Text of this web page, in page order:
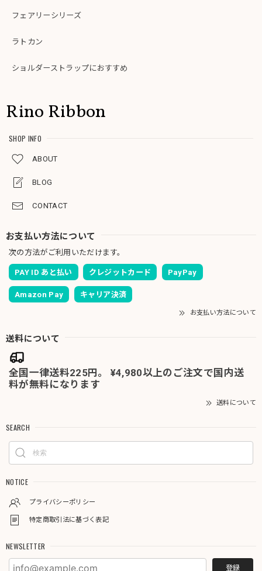
フェアリーシリーズ
ラトカン
ショルダーストラップにおすすめ
Rino Ribbon
SHOP INFO
ABOUT
BLOG
CONTACT
お支払い方法について
次の方法がご利用いただけます。
PAY ID あと払い クレジットカード PayPay
Amazon Pay キャリア決済
お支払い方法について
送料について
全国一律送料225円。 ¥4,980以上のご注文で国内送
料が無料になります
送料について
SEARCH
NOTICE
プライバシーポリシー
特定商取引法に基づく表記
NEWSLETTER
登録